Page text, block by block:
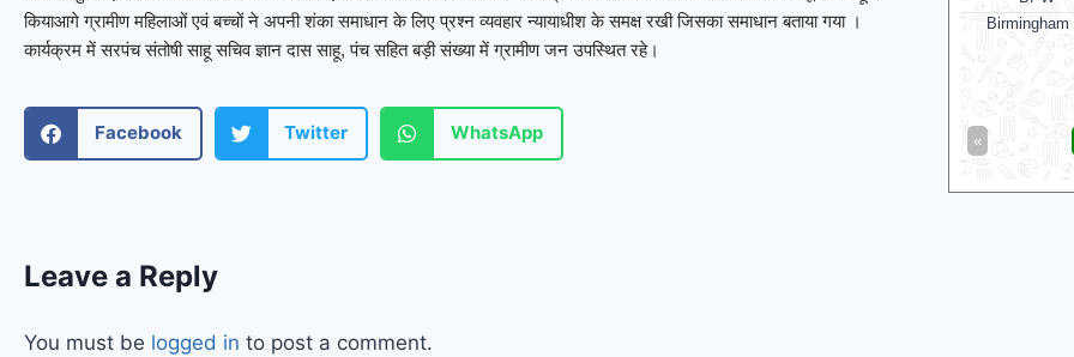
कियाआगे ग्रामीण महिलाओं एवं बच्चों ने अपनी शंका समाधान के लिए प्रश्न व्यवहार न्यायाधीश के समक्ष रखी जिसका समाधान बताया गया ।
कार्यक्रम में सरपंच संतोषी साहू सचिव ज्ञान दास साहू, पंच सहित बड़ी संख्या में ग्रामीण जन उपस्थित रहे।
Facebook Twitter WhatsApp
Leave a Reply
You must be logged in to post a comment.
«